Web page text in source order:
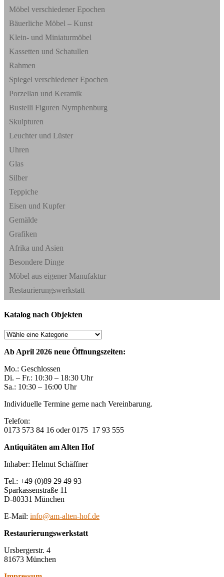
Möbel verschiedener Epochen
Bäuerliche Möbel – Kunst
Klein- und Miniaturmöbel
Kassetten und Schatullen
Rahmen
Spiegel verschiedener Epochen
Porzellan und Keramik
Bustelli Figuren Nymphenburg
Skulpturen
Leuchter und Lüster
Uhren
Glas
Silber
Teppiche
Eisen und Kupfer
Gemälde
Grafiken
Afrika und Asien
Besondere Dinge
Möbel aus eigener Manufaktur
Restaurierungswerkstatt
Katalog nach Objekten
Ab April 2026 neue Öffnungszeiten:
Mo.: Geschlossen
Di. – Fr.: 10:30 – 18:30 Uhr
Sa.: 10:30 – 16:00 Uhr
Individuelle Termine gerne nach Vereinbarung.
Telefon:
0173 573 84 16 oder 0175 17 93 555
Antiquitäten am Alten Hof
Inhaber: Helmut Schäffner
Tel.: +49 (0)89 29 49 93
Sparkassenstraße 11
D-80331 München
E-Mail: info@am-alten-hof.de
Restaurierungswerkstatt
Ursbergerstr. 4
81673 München